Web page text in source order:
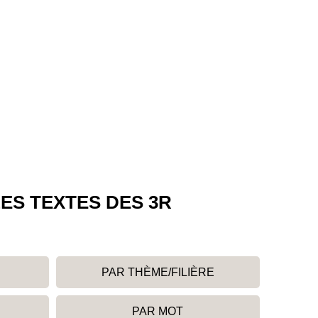
TEXTES DES 3R
PAR THÈME/FILIÈRE
PAR MOT